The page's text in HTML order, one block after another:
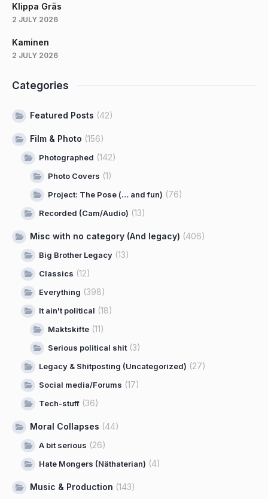
Klippa Gräs
2 JULY 2026
Kaminen
2 JULY 2026
Categories
Featured Posts (42)
Film & Photo (156)
Photographed (142)
Photo Covers (1)
Project: The Pose (… and fun) (76)
Recorded (Cam/Audio) (13)
Misc with no category (And legacy) (406)
Big Brother Legacy (13)
Classics (12)
Everything (398)
It ain't political (18)
Maktskifte (11)
Serious political shit (3)
Legacy & Shitposting (Uncategorized) (27)
Social media/Forums (17)
Tech-stuff (36)
Moral Collapses (44)
A bit serious (26)
Hate Mongers (Näthaterian) (4)
Music & Production (143)